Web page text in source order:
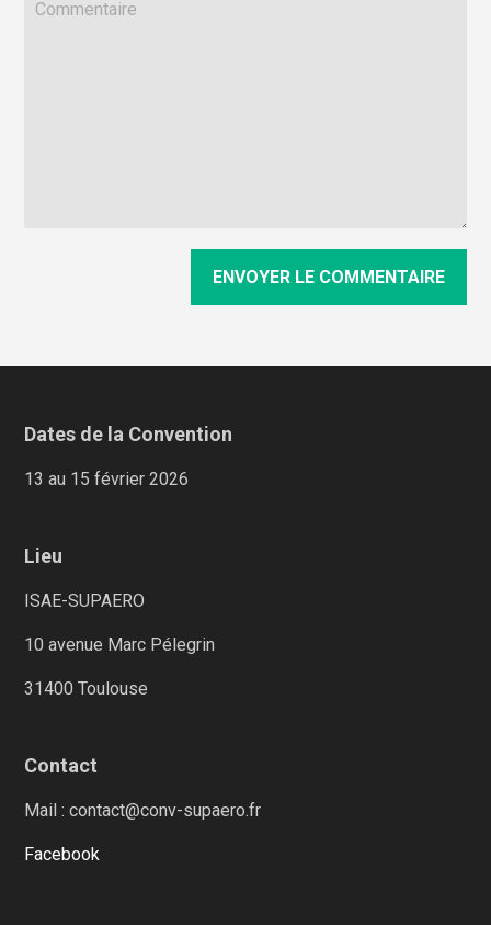
Dates de la Convention
13 au 15 février 2026
Lieu
ISAE-SUPAERO
10 avenue Marc Pélegrin
31400 Toulouse
Contact
Mail : contact@conv-supaero.fr
Facebook